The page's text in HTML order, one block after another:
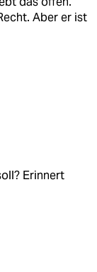
Aber er ist
Erinnert